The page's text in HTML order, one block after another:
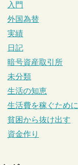
入門
外国為替
実績
日記
暗号資産取引所
未分類
生活の知恵
生活費を稼ぐために
貧困から抜け出す
資金作り